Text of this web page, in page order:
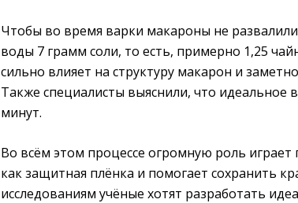
Чтобы во время варки макароны не
воды 7 грамм соли, то есть, примерно 1,25
сильно влияет на структуру макарон и
Также специалисты выяснили, что идеальное
минут.
Во всём этом процессе огромную роль
как защитная плёнка и помогает сохранить
исследованиям учёные хотят разработать